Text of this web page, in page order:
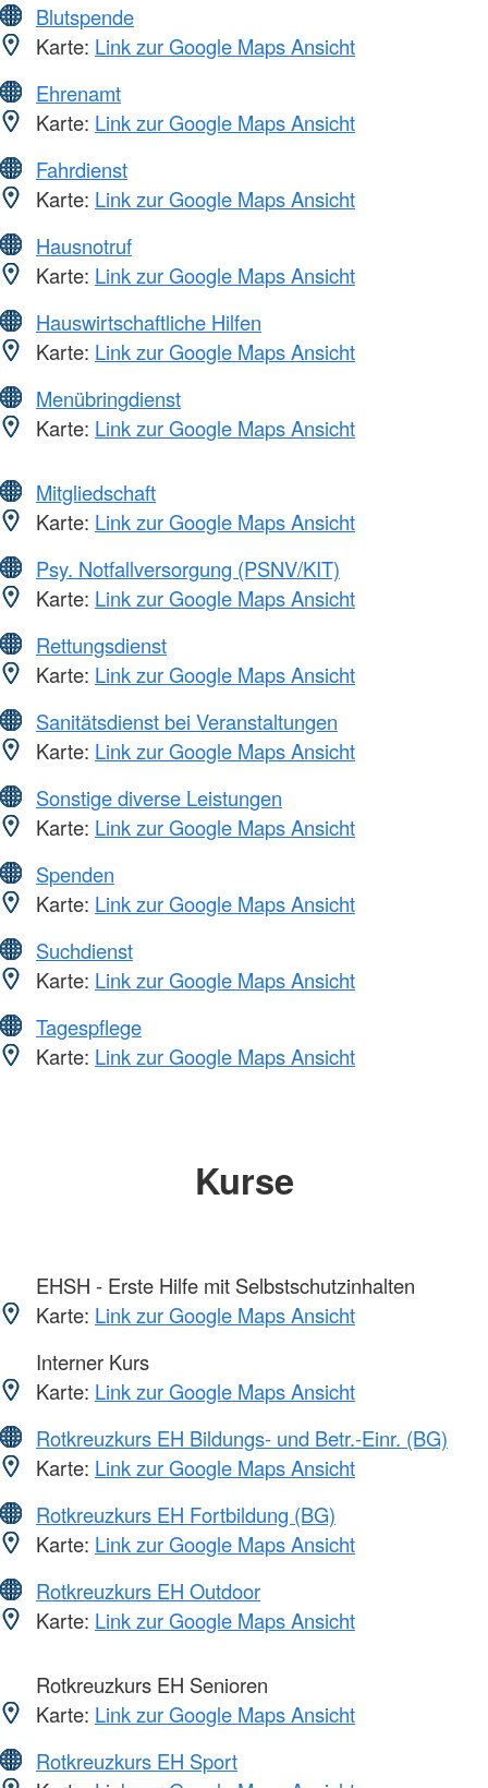
Blutspende
Karte: Link zur Google Maps Ansicht
Ehrenamt
Karte: Link zur Google Maps Ansicht
Fahrdienst
Karte: Link zur Google Maps Ansicht
Hausnotruf
Karte: Link zur Google Maps Ansicht
Hauswirtschaftliche Hilfen
Karte: Link zur Google Maps Ansicht
Menübringdienst
Karte: Link zur Google Maps Ansicht
Mitgliedschaft
Karte: Link zur Google Maps Ansicht
Psy. Notfallversorgung (PSNV/KIT)
Karte: Link zur Google Maps Ansicht
Rettungsdienst
Karte: Link zur Google Maps Ansicht
Sanitätsdienst bei Veranstaltungen
Karte: Link zur Google Maps Ansicht
Sonstige diverse Leistungen
Karte: Link zur Google Maps Ansicht
Spenden
Karte: Link zur Google Maps Ansicht
Suchdienst
Karte: Link zur Google Maps Ansicht
Tagespflege
Karte: Link zur Google Maps Ansicht
Kurse
EHSH - Erste Hilfe mit Selbstschutzinhalten
Karte: Link zur Google Maps Ansicht
Interner Kurs
Karte: Link zur Google Maps Ansicht
Rotkreuzkurs EH Bildungs- und Betr.-Einr. (BG)
Karte: Link zur Google Maps Ansicht
Rotkreuzkurs EH Fortbildung (BG)
Karte: Link zur Google Maps Ansicht
Rotkreuzkurs EH Outdoor
Karte: Link zur Google Maps Ansicht
Rotkreuzkurs EH Senioren
Karte: Link zur Google Maps Ansicht
Rotkreuzkurs EH Sport